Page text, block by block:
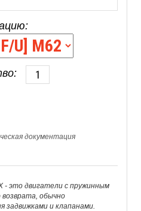
документация
- это двигатели с пружинным
возврата, обычно
задвижками и клапанами.